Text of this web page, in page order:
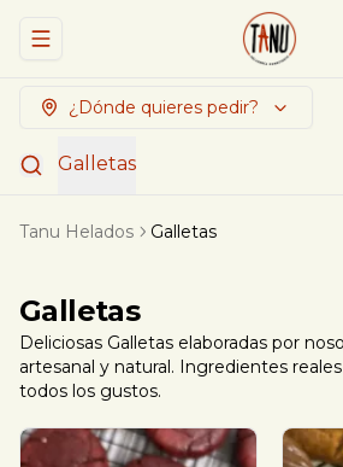
Abrir menu de navegación
¿Dónde quieres pedir?
Galletas
Tanu Helados Galletas
Galletas
Deliciosas Galletas elaboradas por
artesanal y natural. Ingredientes
todos los gustos.